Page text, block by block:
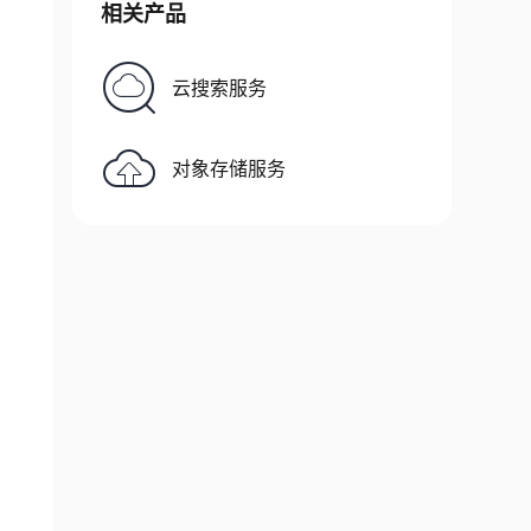
相关产品
云搜索服务
对象存储服务